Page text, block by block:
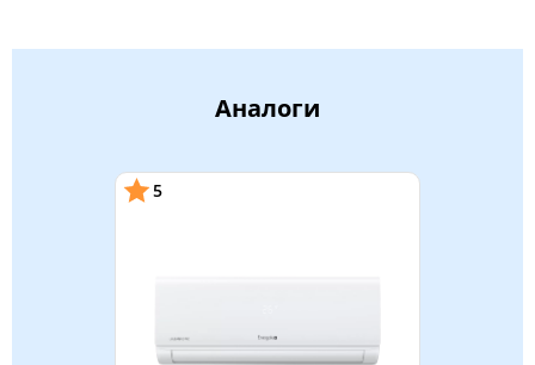
Аналоги
5